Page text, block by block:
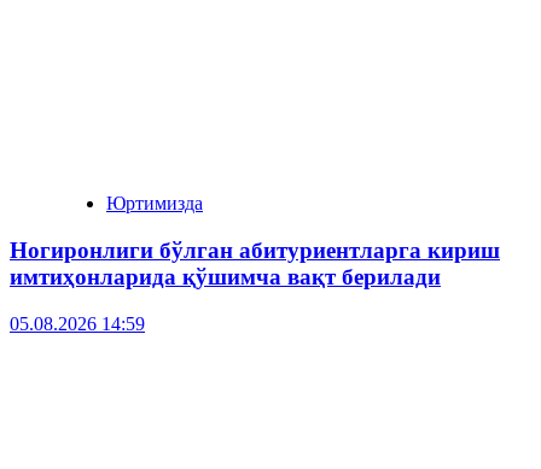
Юртимизда
Ногиронлиги бўлган абитуриентларга кириш
имтиҳонларида қўшимча вақт берилади
05.08.2026 14:59